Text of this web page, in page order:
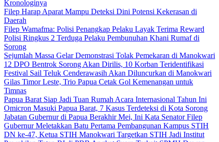
Kronologinya
Filep Harap Aparat Mampu Deteksi Dini Potensi Kekerasan di
Daerah
Filep Wamafma: Polisi Penangkap Pelaku Layak Terima Reward
Polisi Ringkus 2 Terduga Pelaku Pembunuhan Khani Rumaf di
Sorong
Sejumlah Massa Gelar Demonstrasi Tolak Pemekaran di Manokwari
12 DPO Bentrok Sorong Akan Dirilis, 10 Korban Teridentifikasi
Festival Sail Teluk Cenderawasih Akan Diluncurkan di Manokwari
Gilas Timor Leste, Trio Papua Cetak Gol Kemenangan untuk
Timnas
Papua Barat Siap Jadi Tuan Rumah Acara Internasional Tahun Ini
Omicron Masuki Papua Barat, 7 Kasus Terdeteksi di Kota Sorong
Jabatan Gubernur di Papua Berakhir Mei, Ini Kata Senator Filep
Gubernur Meletakkan Batu Pertama Pembangunan Kampus STIH
DN ke-47, Ketua STIH Manokwari Targetkan STIH Jadi Institut